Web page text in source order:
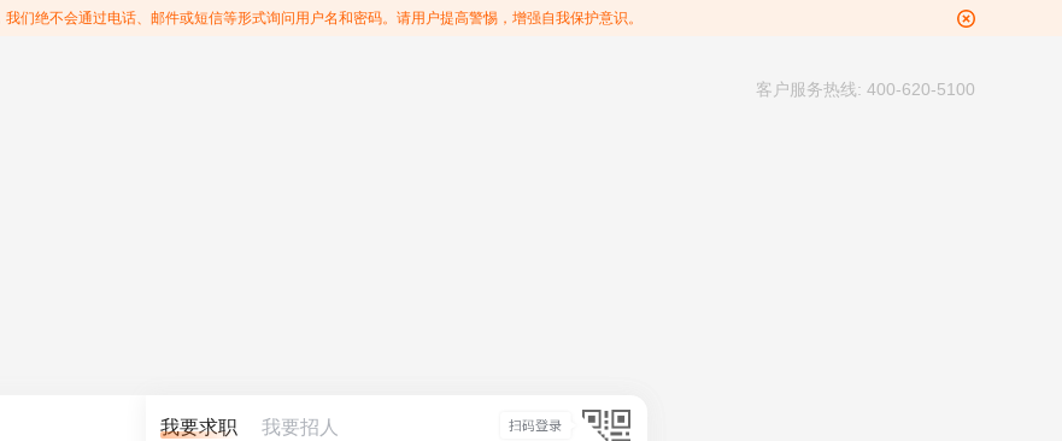
们绝不会通过电话、邮件或短信等形式询问用户名和密码。请用户提高警惕，增强自我保护意识。
客户服务热线: 400-620-5100
我要求职 我要招人